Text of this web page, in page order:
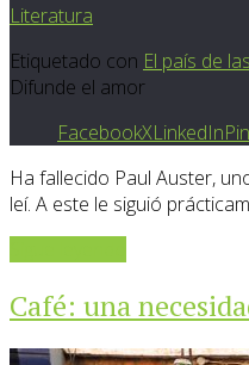
Literatura
Etiquetado con El país de
Difunde el amor
FacebookXLinkedIn
Ha fallecido Paul Auster,
leí. A este le siguió
Café: una